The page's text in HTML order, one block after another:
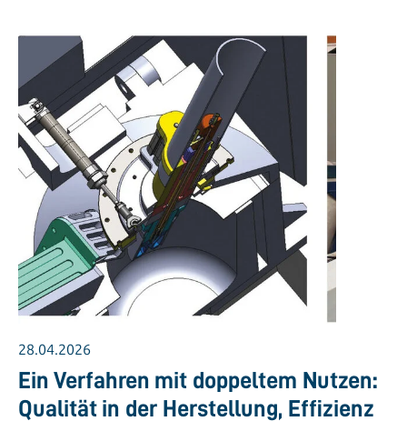
28.04.2026
Ein Verfahren mit doppeltem Nutzen:
Qualität in der Herstellung, Effizienz